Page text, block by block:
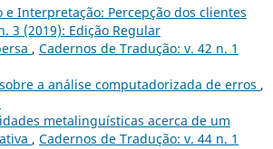
Interpretação: Percepção dos clientes
3 (2019): Edição Regular
, Cadernos de Tradução: v. 42 n. 1
a análise computadorizada de erros ,
metalinguísticas acerca de um
, Cadernos de Tradução: v. 44 n. 1